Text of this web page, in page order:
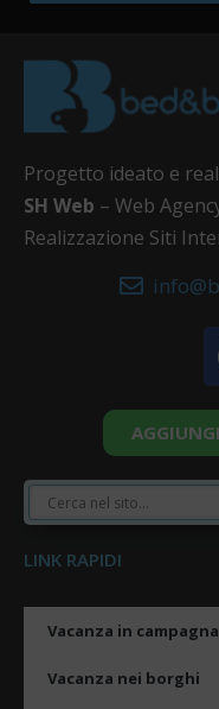
Progetto ideato e
SH Web – Web
Realizzazione Siti
LINK RAPIDI
Vacanza in campagna
Vacanza nei borghi